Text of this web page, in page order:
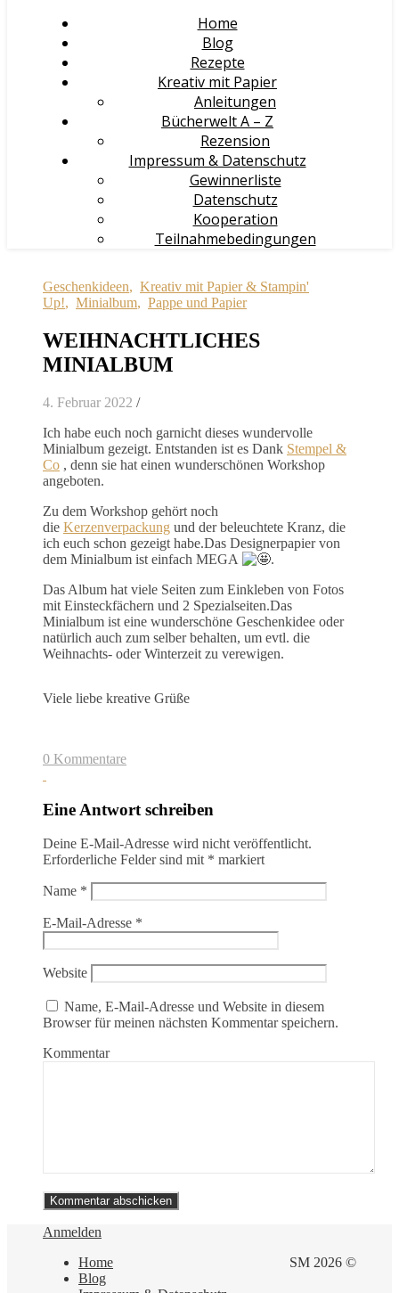
Home
Blog
Rezepte
Kreativ mit Papier
Anleitungen
Bücherwelt A – Z
Rezension
Impressum & Datenschutz
Gewinnerliste
Datenschutz
Kooperation
Teilnahmebedingungen
Geschenkideen, Kreativ mit Papier & Stampin'
Up!, Minialbum, Pappe und Papier
WEIHNACHTLICHES
MINIALBUM
4. Februar 2022 /
Ich habe euch noch garnicht dieses wundervolle
Minialbum gezeigt. Entstanden ist es Dank Stempel &
Co , denn sie hat einen wunderschönen Workshop
angeboten.
Zu dem Workshop gehört noch
die Kerzenverpackung und der beleuchtete Kranz, die
ich euch schon gezeigt habe.Das Designerpapier von
dem Minialbum ist einfach MEGA
.
Das Album hat viele Seiten zum Einkleben von Fotos
mit Einsteckfächern und 2 Spezialseiten.Das
Minialbum ist eine wunderschöne Geschenkidee oder
natürlich auch zum selber behalten, um evtl. die
Weihnachts- oder Winterzeit zu verewigen.
Viele liebe kreative Grüße
0 Kommentare
Eine Antwort schreiben
Deine E-Mail-Adresse wird nicht veröffentlicht.
Erforderliche Felder sind mit * markiert
Name *
E-Mail-Adresse *
Website
Name, E-Mail-Adresse und Website in diesem
Browser für meinen nächsten Kommentar speichern.
Kommentar
Anmelden
SM 2026 ©
Home
Blog